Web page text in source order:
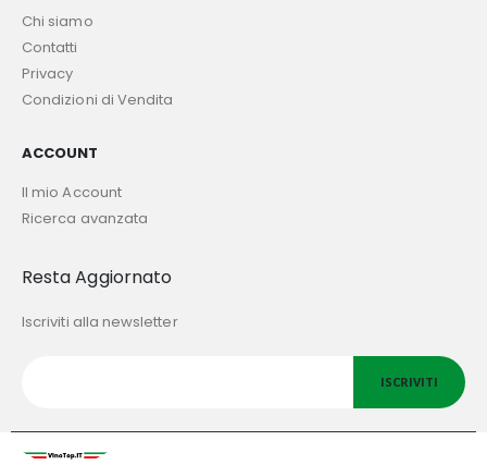
Chi siamo
Contatti
Privacy
Condizioni di Vendita
ACCOUNT
Il mio Account
Ricerca avanzata
Resta Aggiornato
Iscriviti alla newsletter
ISCRIVITI